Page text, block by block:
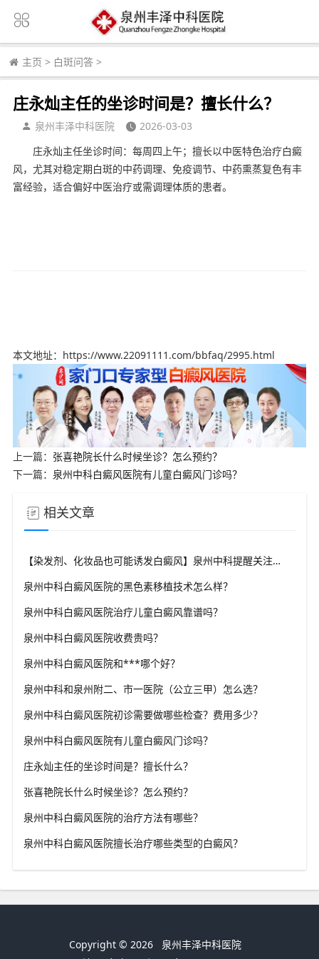
主页 > 白斑问答 >
庄永灿主任的坐诊时间是？擅长什么？
泉州丰泽中科医院
2026-03-03
庄永灿主任坐诊时间：每周四上午；擅长以中医特色治疗白癜
风，尤其对稳定期白斑的中药调理、免疫调节、中药熏蒸复色有丰
富经验，适合偏好中医治疗或需调理体质的患者。
本文地址：https://www.22091111.com/bbfaq/2995.html
上一篇： 张喜艳院长什么时候坐诊？怎么预约？
下一篇： 泉州中科白癜风医院有儿童白癜风门诊吗？
相关文章
【染发剂、化妆品也可能诱发白癜风】泉州中科提醒关注化学物质风险
泉州中科白癜风医院的黑色素移植技术怎么样？
泉州中科白癜风医院治疗儿童白癜风靠谱吗？
泉州中科白癜风医院收费贵吗？
泉州中科白癜风医院和***哪个好？
泉州中科和泉州附二、市一医院（公立三甲）怎么选？
泉州中科白癜风医院初诊需要做哪些检查？费用多少？
泉州中科白癜风医院有儿童白癜风门诊吗？
庄永灿主任的坐诊时间是？擅长什么？
张喜艳院长什么时候坐诊？怎么预约？
泉州中科白癜风医院的治疗方法有哪些？
泉州中科白癜风医院擅长治疗哪些类型的白癜风？
Copyright © 2026 泉州丰泽中科医院